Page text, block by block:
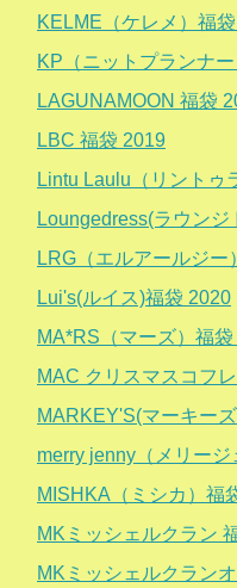
KELME（ケレメ）福
KP（ニットプランナ
LAGUNAMOON 福袋
LBC 福袋 2019
Lintu Laulu（リントゥ
Loungedress(ラウン
LRG（エルアールジー
Lui's(ルイス)福袋 2020
MA*RS（マーズ）福
MAC クリスマスコフレ
MARKEY'S(マーキー
merry jenny（メリー
MISHKA（ミシカ）福
MKミッシェルクラン
MKミッシェルクラン